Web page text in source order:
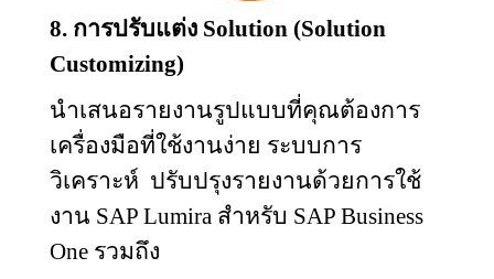
8. การปรับแต่ง Solution (Solution
Customizing)
นำเสนอรายงานรูปแบบที่คุณต้องการ
เครื่องมือที่ใช้งานง่าย ระบบการ
วิเคราะห์ ปรับปรุงรายงานด้วยการใช้
งาน SAP Lumira สำหรับ SAP Business
One รวมถึง